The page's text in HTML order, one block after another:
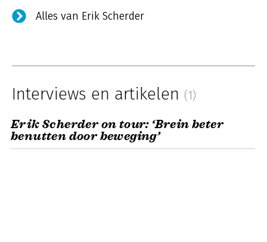
Alles van Erik Scherder
Interviews en artikelen (1)
Erik Scherder on tour: ‘Brein beter
benutten door beweging’